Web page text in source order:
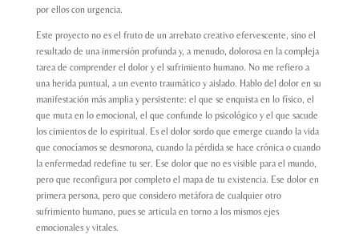
por ellos con urgencia.
Este proyecto no es el fruto de un arrebato creativo efervescente, sino el
resultado de una inmersión profunda y, a menudo, dolorosa en la compleja
tarea de comprender el dolor y el sufrimiento humano. No me refiero a
una herida puntual, a un evento traumático y aislado. Hablo del dolor en su
manifestación más amplia y persistente: el que se enquista en lo físico, el
que muta en lo emocional, el que confunde lo psicológico y el que sacude
los cimientos de lo espiritual. Es el dolor sordo que emerge cuando la vida
que conocíamos se desmorona, cuando la pérdida se hace crónica o cuando
la enfermedad redefine tu ser. Ese dolor que no es visible para el mundo,
pero que reconfigura por completo el mapa de tu existencia. Ese dolor en
primera persona, pero que considero metáfora de cualquier otro
sufrimiento humano, pues se articula en torno a los mismos ejes
emocionales y vitales.